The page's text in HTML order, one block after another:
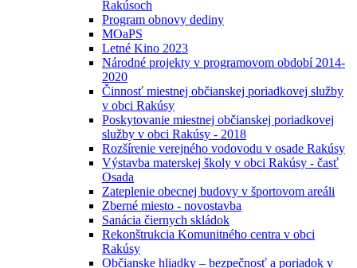
Rakúsoch
Program obnovy dediny
MOaPS
Letné Kino 2023
Národné projekty v programovom období 2014-
2020
Činnosť miestnej občianskej poriadkovej služby
v obci Rakúsy
Poskytovanie miestnej občianskej poriadkovej
služby v obci Rakúsy - 2018
Rozšírenie verejného vodovodu v osade Rakúsy
Výstavba materskej školy v obci Rakúsy - časť
Osada
Zateplenie obecnej budovy v športovom areáli
Zberné miesto - novostavba
Sanácia čiernych skládok
Rekonštrukcia Komunitného centra v obci
Rakúsy
Občianske hliadky – bezpečnosť a poriadok v